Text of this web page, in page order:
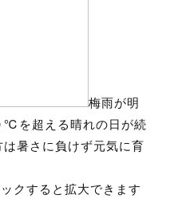
梅雨が明
℃を超える晴れの日が続
暑さに負けず元気に育
クすると拡大できます